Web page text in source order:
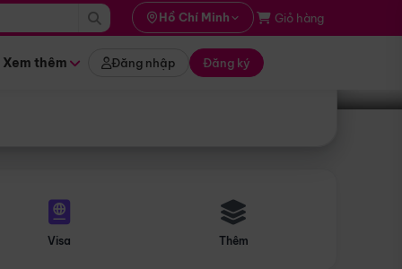
Hồ Chí Minh Giỏ hàng
Xem thêm Đăng nhập Đăng ký
Tìm tour
Visa Thêm